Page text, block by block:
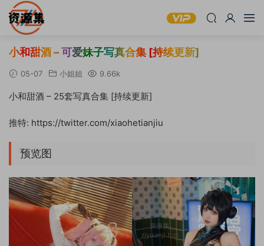
小和甜酒 – 可爱妹子写真合集 [持续更新]
05-07 小姐姐 9.66k
小和甜酒 – 25套写真合集 [持续更新]
推特: https://twitter.com/xiaohetianjiu
预览图